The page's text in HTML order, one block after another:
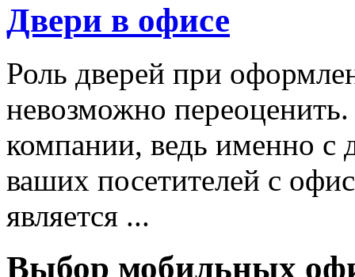
Двери в офисе
Роль дверей при
невозможно
компании, ведь именно с
ваших посетителей с
является ...
Выбор мобильных